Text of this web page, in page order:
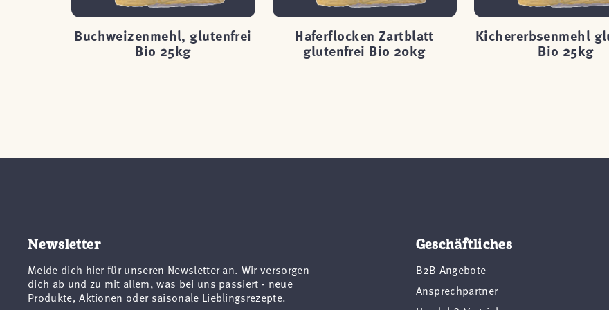
Buchweizenmehl, glutenfrei
Bio 25kg
Haferflocken Zartblatt
glutenfrei Bio 20kg
Kichererbsenmehl
Bio 25kg
Newsletter
Melde dich hier für unseren Newsletter an. Wir versorgen
dich ab und zu mit allem, was bei uns passiert - neue
Produkte, Aktionen oder saisonale Lieblingsrezepte.
Geschäftliches
B2B Angebote
Ansprechpartner